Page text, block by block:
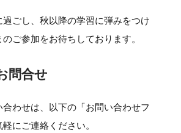
ごし、秋以降の学習に弾みをつけ
ご参加をお待ちしております。
問合せ
わせは、以下の「お問い合わせフ
にご連絡ください。